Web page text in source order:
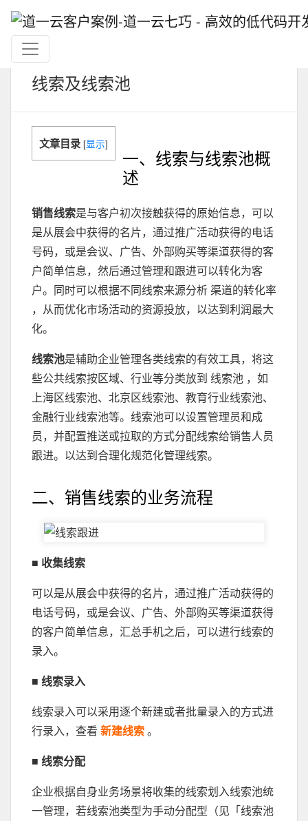
线索及线索池
文章目录 [显示]
一、线索与线索池概
述
销售线索是与客户初次接触获得的原始信息，可以
是从展会中获得的名片，通过推广活动获得的电话
号码，或是会议、广告、外部购买等渠道获得的客
户简单信息，然后通过管理和跟进可以转化为客
户。同时可以根据不同线索来源分析 渠道的转化率
，从而优化市场活动的资源投放，以达到利润最大
化。
线索池是辅助企业管理各类线索的有效工具，将这
些公共线索按区域、行业等分类放到 线索池 ，如
上海区线索池、北京区线索池、教育行业线索池、
金融行业线索池等。线索池可以设置管理员和成
员，并配置推送或拉取的方式分配线索给销售人员
跟进。以达到合理化规范化管理线索。
二、销售线索的业务流程
■ 收集线索
可以是从展会中获得的名片，通过推广活动获得的
电话号码，或是会议、广告、外部购买等渠道获得
的客户简单信息，汇总手机之后，可以进行线索的
录入。
■ 线索录入
线索录入可以采用逐个新建或者批量录入的方式进
行录入，查看 新建线索。
■ 线索分配
企业根据自身业务场景将收集的线索划入线索池统
一管理，若线索池类型为手动分配型（见「线索池